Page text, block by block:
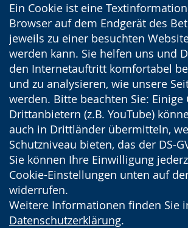
Ein Cookie ist eine
Browser auf dem Endgerät des
jeweils zu einer besuchten
werden kann. Sie helfen uns und
den Internetauftritt komfortabel
und zu analysieren, wie unsere
werden. Bitte beachten Sie: Einige
Drittanbietern (z.B. YouTube)
auch in Drittländer übermitteln,
Schutzniveau bieten, das der DS-
Sie können Ihre Einwilligung
Cookie-Einstellungen unten auf
widerrufen.
Weitere Informationen finden Sie
Datenschutzerklärung.